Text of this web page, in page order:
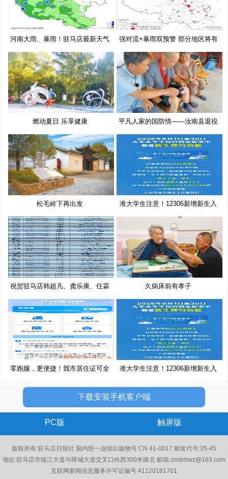
河南大雨、暴雨！驻马店最新天气
预
强对流+暴雨双预警 部分地区将有
10
燃动夏日 乐享健康
平凡人家的国防情——汝南县退役
老
松毛岭下再出发
准大学生注意！12306新增新生入
学
祝贺驻马店韩超凡、龚乐康、任霖
潇
久病床前有孝子
零跑腿，更便捷！我市居住证可全
准大学生注意！12306新增新生入
下载安装手机客户端
PC版 触屏版
版权所有:驻马店日报社 国内统一连续出版物号:CN 41-0017 邮发代号:35-45
地址:驻马店市练江大道与驿城大道交叉口向西300米路北 邮箱:zmdrbwz@163.com
互联网新闻信息服务许可证编号:41120181701